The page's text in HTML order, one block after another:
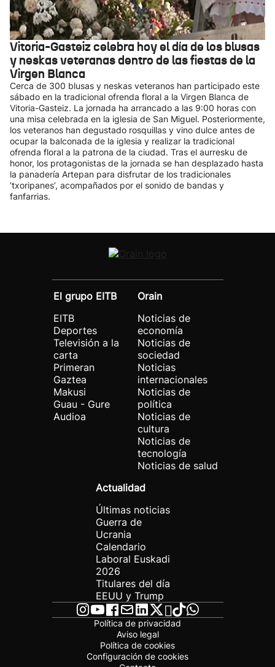
Vitoria-Gasteiz celebra hoy el día de los blusas
y neskas veteranas dentro de las fiestas de la
Virgen Blanca
Cerca de 300 blusas y neskas veteranos han participado este
sábado en la tradicional ofrenda floral a la Virgen Blanca de
Vitoria-Gasteiz. La jornada ha arrancado a las 9:00 horas con
una misa celebrada en la iglesia de San Miguel. Posteriormente,
los veteranos han degustado rosquillas y vino dulce antes de
ocupar la balconada de la iglesia y realizar la tradicional
ofrenda floral a la patrona de la ciudad. Tras el aurresku de
honor, los protagonistas de la jornada se han desplazado hasta
la panadería Artepan para disfrutar de los tradicionales
‘txoripanes’, acompañados por el sonido de bandas y
fanfarrias.
El grupo EITB
EITB
Deportes
Televisión a la
carta
Primeran
Gaztea
Makusi
Guau - Gure
Audioa
Orain
Noticias de
economía
Noticias de
sociedad
Noticias
internacionales
Noticias de
política
Noticias de
cultura
Noticias de
tecnología
Noticias de salud
Actualidad
Últimas noticias
Guerra de
Ucrania
Calendario
Laboral Euskadi
2026
Titulares del día
EEUU y Trump
Política de privacidad
Aviso legal
Política de cookies
Configuración de cookies